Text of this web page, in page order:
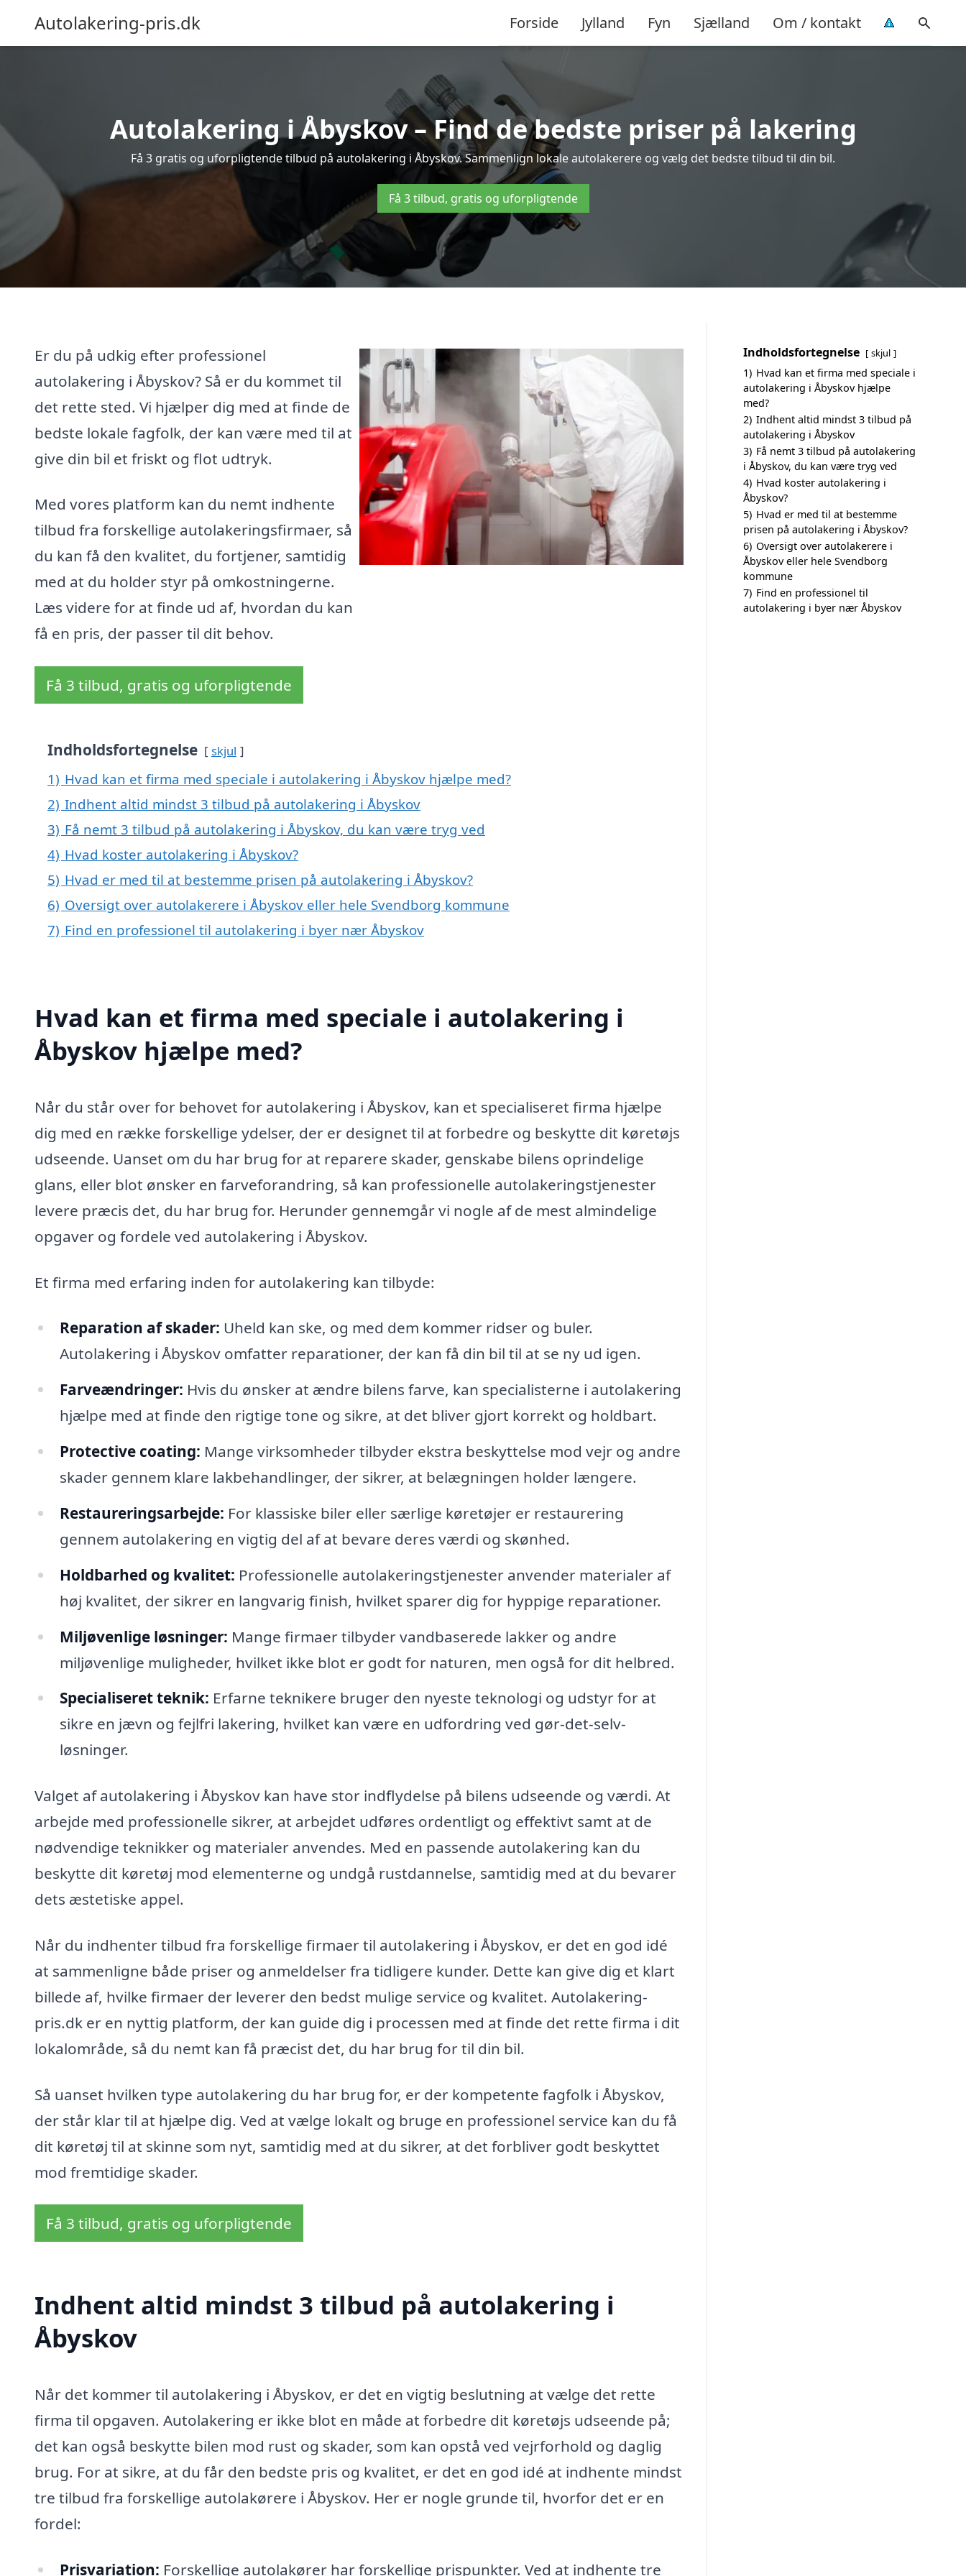
Autolakering-pris.dk Forside Jylland Fyn Sjælland Om / kontakt
Autolakering i Åbyskov – Find de bedste priser på lakering
Få 3 gratis og uforpligtende tilbud på autolakering i Åbyskov. Sammenlign lokale autolakerere og vælg det bedste tilbud til din bil.
Få 3 tilbud, gratis og uforpligtende
Er du på udkig efter professionel
autolakering i Åbyskov? Så er du kommet til
det rette sted. Vi hjælper dig med at finde de
bedste lokale fagfolk, der kan være med til at
give din bil et friskt og flot udtryk.
Med vores platform kan du nemt indhente
tilbud fra forskellige autolakeringsfirmaer, så
du kan få den kvalitet, du fortjener, samtidig
med at du holder styr på omkostningerne.
Læs videre for at finde ud af, hvordan du kan
få en pris, der passer til dit behov.
Få 3 tilbud, gratis og uforpligtende
Indholdsfortegnelse skjul
1) Hvad kan et firma med speciale i autolakering i Åbyskov hjælpe med?
2) Indhent altid mindst 3 tilbud på autolakering i Åbyskov
3) Få nemt 3 tilbud på autolakering i Åbyskov, du kan være tryg ved
4) Hvad koster autolakering i Åbyskov?
5) Hvad er med til at bestemme prisen på autolakering i Åbyskov?
6) Oversigt over autolakerere i Åbyskov eller hele Svendborg kommune
7) Find en professionel til autolakering i byer nær Åbyskov
Hvad kan et firma med speciale i autolakering i
Åbyskov hjælpe med?
Når du står over for behovet for autolakering i Åbyskov, kan et specialiseret firma hjælpe
dig med en række forskellige ydelser, der er designet til at forbedre og beskytte dit køretøjs
udseende. Uanset om du har brug for at reparere skader, genskabe bilens oprindelige
glans, eller blot ønsker en farveforandring, så kan professionelle autolakeringstjenester
levere præcis det, du har brug for. Herunder gennemgår vi nogle af de mest almindelige
opgaver og fordele ved autolakering i Åbyskov.
Et firma med erfaring inden for autolakering kan tilbyde:
Reparation af skader: Uheld kan ske, og med dem kommer ridser og buler.
Autolakering i Åbyskov omfatter reparationer, der kan få din bil til at se ny ud igen.
Farveændringer: Hvis du ønsker at ændre bilens farve, kan specialisterne i autolakering
hjælpe med at finde den rigtige tone og sikre, at det bliver gjort korrekt og holdbart.
Protective coating: Mange virksomheder tilbyder ekstra beskyttelse mod vejr og andre
skader gennem klare lakbehandlinger, der sikrer, at belægningen holder længere.
Restaureringsarbejde: For klassiske biler eller særlige køretøjer er restaurering
gennem autolakering en vigtig del af at bevare deres værdi og skønhed.
Holdbarhed og kvalitet: Professionelle autolakeringstjenester anvender materialer af
høj kvalitet, der sikrer en langvarig finish, hvilket sparer dig for hyppige reparationer.
Miljøvenlige løsninger: Mange firmaer tilbyder vandbaserede lakker og andre
miljøvenlige muligheder, hvilket ikke blot er godt for naturen, men også for dit helbred.
Specialiseret teknik: Erfarne teknikere bruger den nyeste teknologi og udstyr for at
sikre en jævn og fejlfri lakering, hvilket kan være en udfordring ved gør-det-selv-
løsninger.
Valget af autolakering i Åbyskov kan have stor indflydelse på bilens udseende og værdi. At
arbejde med professionelle sikrer, at arbejdet udføres ordentligt og effektivt samt at de
nødvendige teknikker og materialer anvendes. Med en passende autolakering kan du
beskytte dit køretøj mod elementerne og undgå rustdannelse, samtidig med at du bevarer
dets æstetiske appel.
Når du indhenter tilbud fra forskellige firmaer til autolakering i Åbyskov, er det en god idé
at sammenligne både priser og anmeldelser fra tidligere kunder. Dette kan give dig et klart
billede af, hvilke firmaer der leverer den bedst mulige service og kvalitet. Autolakering-
pris.dk er en nyttig platform, der kan guide dig i processen med at finde det rette firma i dit
lokalområde, så du nemt kan få præcist det, du har brug for til din bil.
Så uanset hvilken type autolakering du har brug for, er der kompetente fagfolk i Åbyskov,
der står klar til at hjælpe dig. Ved at vælge lokalt og bruge en professionel service kan du få
dit køretøj til at skinne som nyt, samtidig med at du sikrer, at det forbliver godt beskyttet
mod fremtidige skader.
Få 3 tilbud, gratis og uforpligtende
Indhent altid mindst 3 tilbud på autolakering i
Åbyskov
Når det kommer til autolakering i Åbyskov, er det en vigtig beslutning at vælge det rette
firma til opgaven. Autolakering er ikke blot en måde at forbedre dit køretøjs udseende på;
det kan også beskytte bilen mod rust og skader, som kan opstå ved vejrforhold og daglig
brug. For at sikre, at du får den bedste pris og kvalitet, er det en god idé at indhente mindst
tre tilbud fra forskellige autolakørere i Åbyskov. Her er nogle grunde til, hvorfor det er en
fordel:
Prisvariation: Forskellige autolakører har forskellige prispunkter. Ved at indhente tre
Indholdsfortegnelse skjul
1) Hvad kan et firma med speciale i
autolakering i Åbyskov hjælpe
med?
2) Indhent altid mindst 3 tilbud på
autolakering i Åbyskov
3) Få nemt 3 tilbud på autolakering
i Åbyskov, du kan være tryg ved
4) Hvad koster autolakering i
Åbyskov?
5) Hvad er med til at bestemme
prisen på autolakering i Åbyskov?
6) Oversigt over autolakerere i
Åbyskov eller hele Svendborg
kommune
7) Find en professionel til
autolakering i byer nær Åbyskov